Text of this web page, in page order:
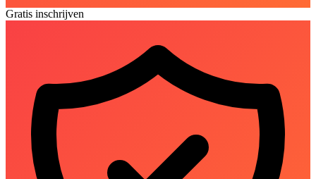
Gratis inschrijven